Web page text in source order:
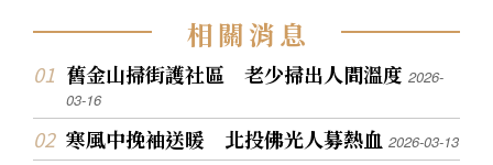
相關消息
舊金山掃街護社區 老少掃出人間溫度2026-
03-16
寒風中挽袖送暖 北投佛光人募熱血2026-03-13